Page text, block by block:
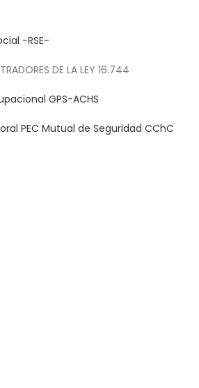
-RSE-
DE LA LEY 16.744
GPS-ACHS
PEC Mutual de Seguridad CChC